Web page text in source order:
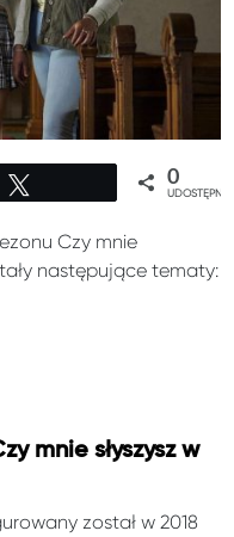
0
Czy mnie
następujące tematy:
mnie słyszysz w
został w 2018